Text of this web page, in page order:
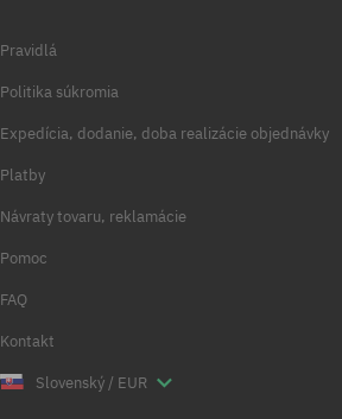
Pravidlá
Politika súkromia
Expedícia, dodanie, doba realizácie objednávky
Platby
Návraty tovaru, reklamácie
Pomoc
FAQ
Kontakt
Slovenský / EUR